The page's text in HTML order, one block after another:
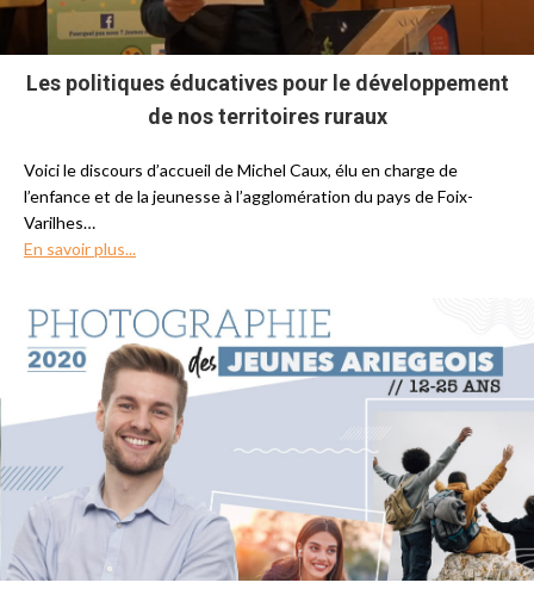
Les politiques éducatives pour le développement
de nos territoires ruraux
Voici le discours d’accueil de Michel Caux, élu en charge de
l’enfance et de la jeunesse à l’agglomération du pays de Foix-
Varilhes…
En savoir plus...